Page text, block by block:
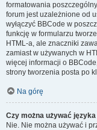
formatowania
forum jest uzależnione od
wyłączyć BBCode w
funkcję w formularzu
HTML-a, ale znaczniki
zamiast w używanych w
więcej informacji o
strony tworzenia posta po
Na górę
Czy można używać języka
Nie. Nie można używać i